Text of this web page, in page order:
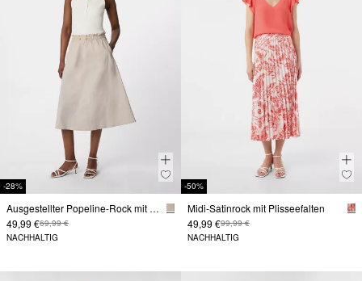
-28%
Ausgestellter Popeline-Rock mit Elastikbund
49,99 €69,99 €
NACHHALTIG
-50%
Midi-Satinrock mit Plisseefalten
49,99 €99,99 €
NACHHALTIG